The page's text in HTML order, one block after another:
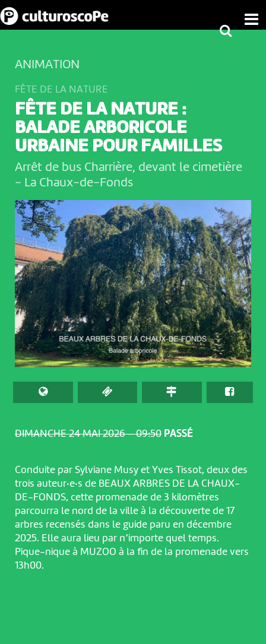
DIMANCHE 24 MAI 2026 – 09:50 PASSÉ
ANIMATION
FÊTE DE LA NATURE
FÊTE DE LA NATURE :
BALADE ARBORICOLE
URBAINE POUR FAMILLES
Arrêt de bus Charrière, devant le cimetière
- La Chaux-de-Fonds
Conduite par Sylviane Musy et Yves Tissot, deux des
trois auteur·e·s de BEAUX ARBRES DE LA CHAUX-
DE-FONDS, cette promenade de 3 kilomètres
parcourra le nord de la ville à la découverte de 17
arbres recensés dans le guide paru en décembre
2025. Elle aura lieu par n’importe quel temps.
Pique-nique à MUZOO à la fin de la promenade vers
13h00.